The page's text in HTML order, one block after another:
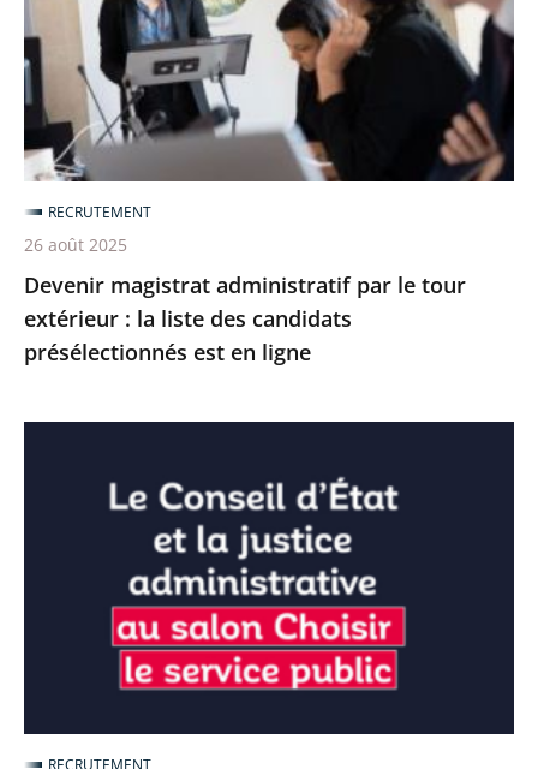
tour
extérieur
la
liste
des
candidats
présélectionnés
est
en
Devenir magistrat administratif par le tour
extérieur : la liste des candidats
présélectionnés est en ligne
RECRUTEMENT
26 août 2025
recrutent
RECRUTEMENT